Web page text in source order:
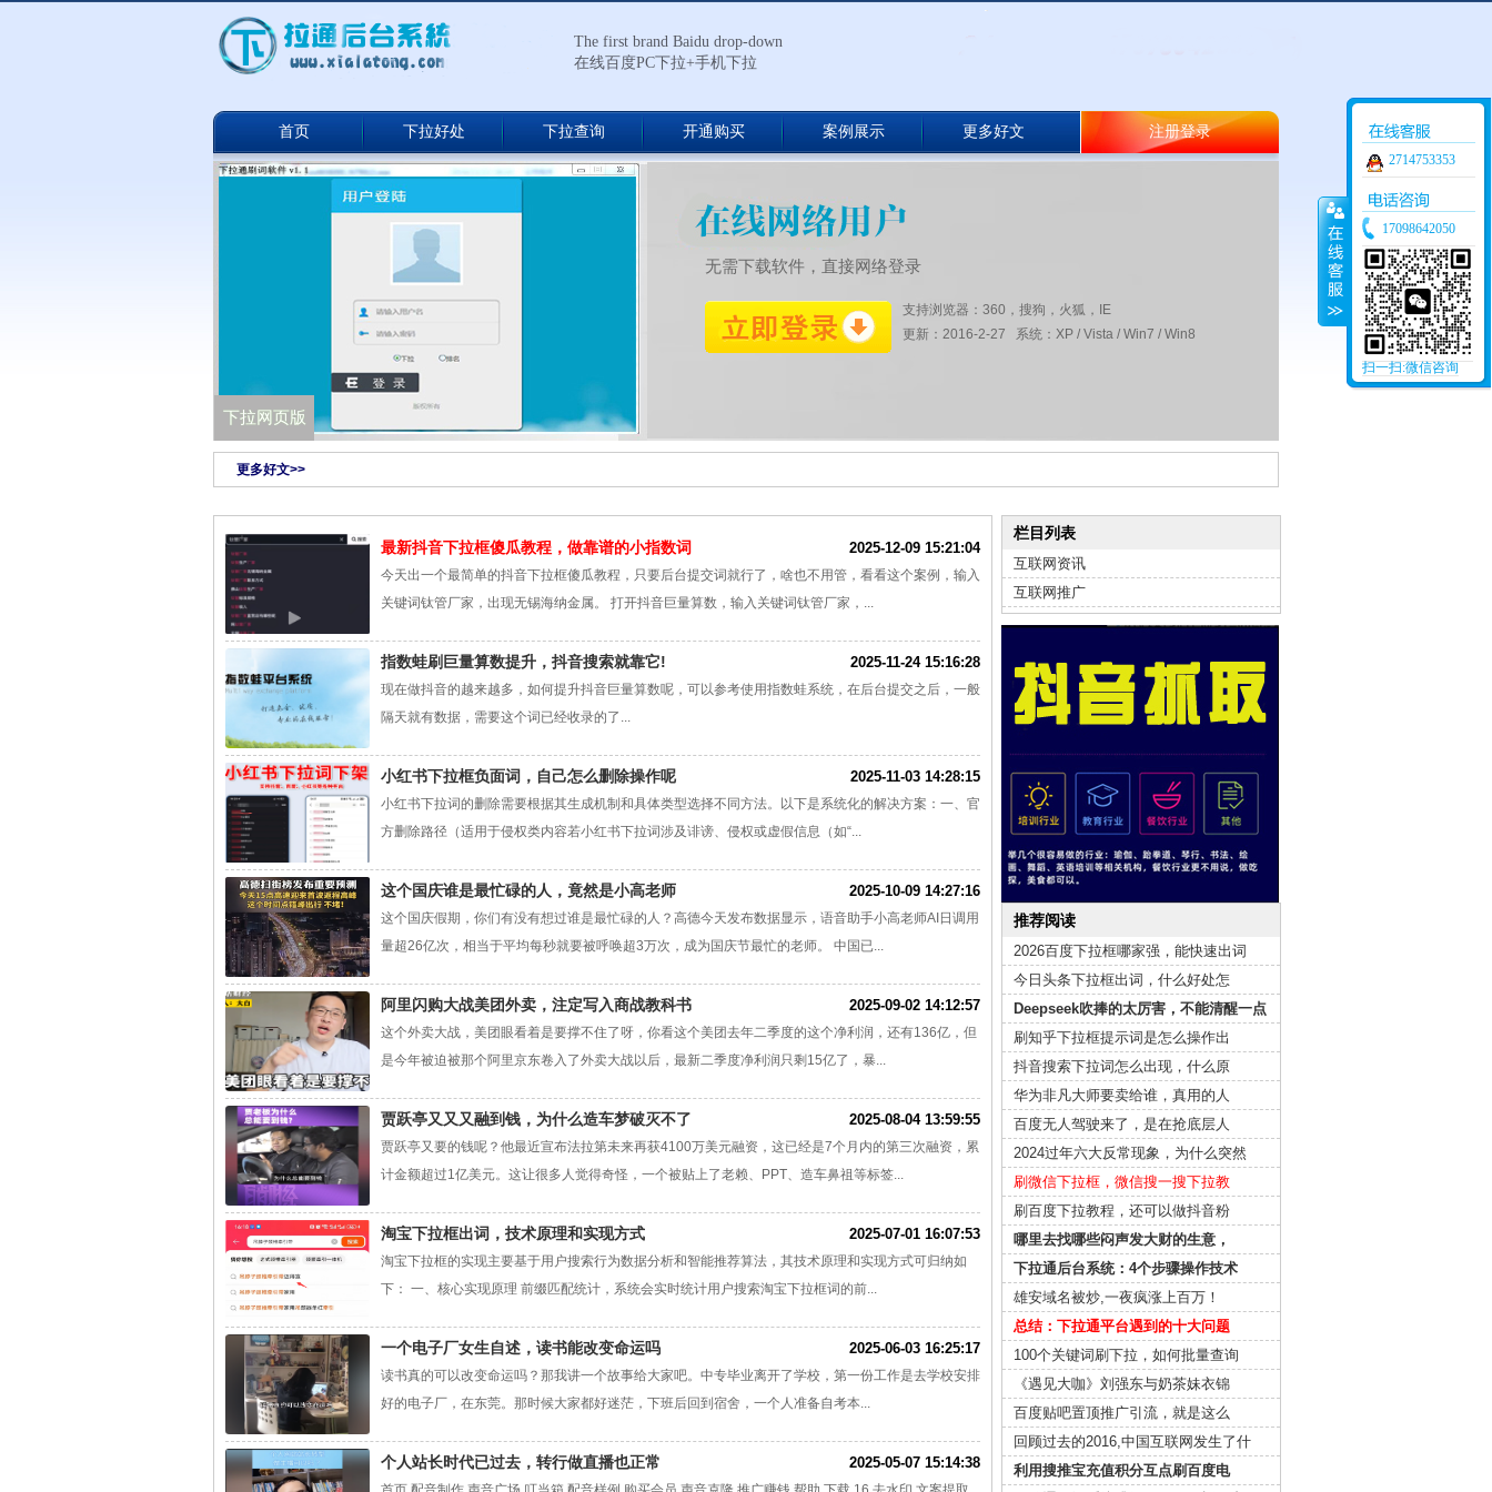
The first brand Baidu drop-down
在线百度PC下拉+手机下拉
首页 下拉好处 下拉查询 开通购买 案例展示 更多好文 注册登录
下拉通网络版
无需下载软件，直接网络登录
支持浏览器：360，搜狗，火狐，IE
更新：2016-2-27 系统：XP / Vista / Win7 / Win8
下拉网页版
更多好文>>
最新抖音下拉框傻瓜教程，做靠谱的小指数词 2025-12-09 15:21:04
今天出一个最简单的抖音下拉框傻瓜教程，只要后台提交词就行了，啥也不用管，看看这个案例，输入
关键词钛管厂家，出现无锡海纳金属。 打开抖音巨量算数，输入关键词钛管厂家，...
指数蛙刷巨量算数提升，抖音搜索就靠它! 2025-11-24 15:16:28
现在做抖音的越来越多，如何提升抖音巨量算数呢，可以参考使用指数蛙系统，在后台提交之后，一般
隔天就有数据，需要这个词已经收录的了...
小红书下拉框负面词，自己怎么删除操作呢 2025-11-03 14:28:15
小红书下拉词的删除需要根据其生成机制和具体类型选择不同方法。以下是系统化的解决方案：一、官
方删除路径（适用于侵权类内容若小红书下拉词涉及诽谤、侵权或虚假信息（如“...
这个国庆谁是最忙碌的人，竟然是小高老师 2025-10-09 14:27:16
这个国庆假期，你们有没有想过谁是最忙碌的人？高德今天发布数据显示，语音助手小高老师AI日调用
量超26亿次，相当于平均每秒就要被呼唤超3万次，成为国庆节最忙的老师。 中国已...
阿里闪购大战美团外卖，注定写入商战教科书 2025-09-02 14:12:57
这个外卖大战，美团眼看着是要撑不住了呀，你看这个美团去年二季度的这个净利润，还有136亿，但
是今年被迫被那个阿里京东卷入了外卖大战以后，最新二季度净利润只剩15亿了，暴...
贾跃亭又又又融到钱，为什么造车梦破灭不了 2025-08-04 13:59:55
贾跃亭又要的钱呢？他最近宣布法拉第未来再获4100万美元融资，这已经是7个月内的第三次融资，累
计金额超过1亿美元。这让很多人觉得奇怪，一个被贴上了老赖、PPT、造车鼻祖等标签...
淘宝下拉框出词，技术原理和实现方式 2025-07-01 16:07:53
淘宝下拉框的实现主要基于用户搜索行为数据分析和智能推荐算法，其技术原理和实现方式可归纳如
下： 一、核心实现原理 前缀匹配统计，系统会实时统计用户搜索淘宝下拉框词的前...
一个电子厂女生自述，读书能改变命运吗 2025-06-03 16:25:17
读书真的可以改变命运吗？那我讲一个故事给大家吧。中专毕业离开了学校，第一份工作是去学校安排
好的电子厂，在东莞。那时候大家都好迷茫，下班后回到宿舍，一个人准备自考本...
个人站长时代已过去，转行做直播也正常 2025-05-07 15:14:38
栏目列表
互联网资讯
互联网推广
推荐阅读
2026百度下拉框哪家强，能快速出词
今日头条下拉框出词，什么好处怎
Deepseek吹捧的太厉害，不能清醒一点
刷知乎下拉框提示词是怎么操作出
抖音搜索下拉词怎么出现，什么原
华为非凡大师要卖给谁，真用的人
百度无人驾驶来了，是在抢底层人
2024过年六大反常现象，为什么突然
刷微信下拉框，微信搜一搜下拉教
刷百度下拉教程，还可以做抖音粉
哪里去找哪些闷声发大财的生意，
下拉通后台系统：4个步骤操作技术
雄安域名被炒,一夜疯涨上百万！
总结：下拉通平台遇到的十大问题
100个关键词刷下拉，如何批量查询
《遇见大咖》刘强东与奶茶妹衣锦
百度贴吧置顶推广引流，就是这么
回顾过去的2016,中国互联网发生了什
利用搜推宝充值积分互点刷百度电
2714753353
17098642050
扫一扫:微信咨询